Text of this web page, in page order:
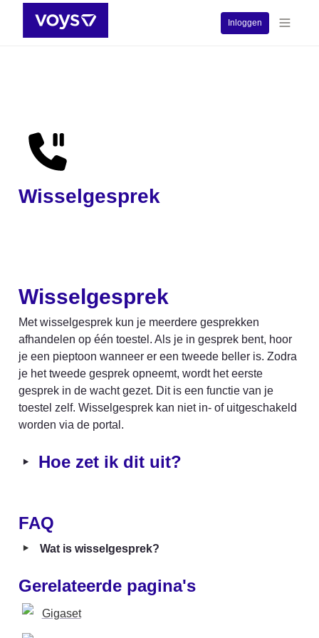
Inloggen
Wisselgesprek
Wisselgesprek
Met wisselgesprek kun je meerdere gesprekken
afhandelen op één toestel. Als je in gesprek bent, hoor
je een pieptoon wanneer er een tweede beller is. Zodra
je het tweede gesprek opneemt, wordt het eerste
gesprek in de wacht gezet. Dit is een functie van je
toestel zelf. Wisselgesprek kan niet in- of uitgeschakeld
worden via de portal.
‣ Hoe zet ik dit uit?
FAQ
‣ Wat is wisselgesprek?
Gerelateerde pagina's
Gigaset